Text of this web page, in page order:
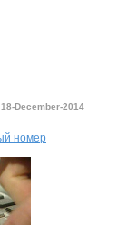
18-December-2014